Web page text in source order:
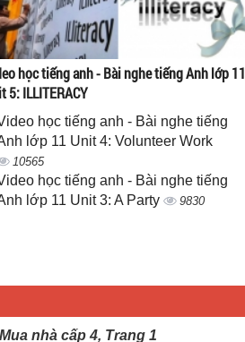
học tiếng anh - Bài nghe tiếng Anh lớp 11
5: ILLITERACY
học tiếng anh - Bài nghe tiếng
lớp 11 Unit 4: Volunteer Work
10565
học tiếng anh - Bài nghe tiếng
lớp 11 Unit 3: A Party
9830
nhà cấp 4, Trang 1